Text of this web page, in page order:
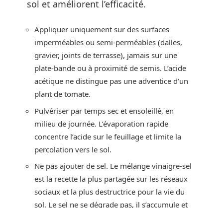
sol et améliorent l’efficacité.
Appliquer uniquement sur des surfaces
imperméables ou semi-perméables (dalles,
gravier, joints de terrasse), jamais sur une
plate-bande ou à proximité de semis. L’acide
acétique ne distingue pas une adventice d’un
plant de tomate.
Pulvériser par temps sec et ensoleillé, en
milieu de journée. L’évaporation rapide
concentre l’acide sur le feuillage et limite la
percolation vers le sol.
Ne pas ajouter de sel. Le mélange vinaigre-sel
est la recette la plus partagée sur les réseaux
sociaux et la plus destructrice pour la vie du
sol. Le sel ne se dégrade pas, il s’accumule et